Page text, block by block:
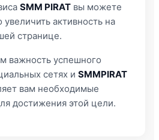
SMM PIRATвы можете
активность на
странице.
важность успешного
сетях и SMMPIRAT
вам необходимые
достижения этой цели.